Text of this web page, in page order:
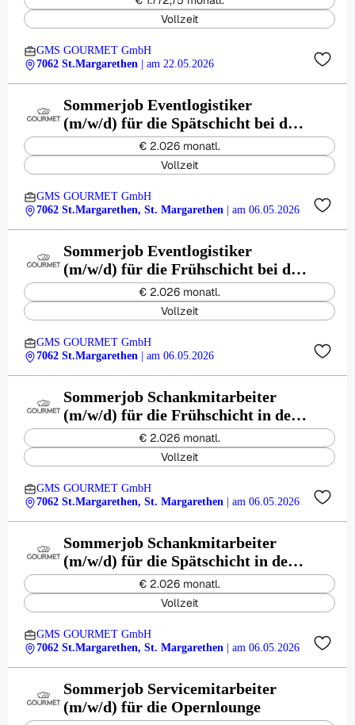
St. Margarethen für 35 Std./Woche
Vollzeit
GMS GOURMET GmbH
7062 St.Margarethen
| am 22.05.2026
Sommerjob Eventlogistiker
(m/w/d) für die Spätschicht bei den
Opernfestspiele in St. Margarethen
€ 2.026 monatl.
Vollzeit
GMS GOURMET GmbH
7062 St.Margarethen, St. Margarethen
| am 06.05.2026
Sommerjob Eventlogistiker
(m/w/d) für die Frühschicht bei den
Opernfestspiele in St. Margarethen
€ 2.026 monatl.
Vollzeit
GMS GOURMET GmbH
7062 St.Margarethen
| am 06.05.2026
Sommerjob Schankmitarbeiter
(m/w/d) für die Frühschicht in der
Opernlounge€ 2.026 monatl.
Vollzeit
GMS GOURMET GmbH
7062 St.Margarethen, St. Margarethen
| am 06.05.2026
Sommerjob Schankmitarbeiter
(m/w/d) für die Spätschicht in der
Opernlounge€ 2.026 monatl.
Vollzeit
GMS GOURMET GmbH
7062 St.Margarethen, St. Margarethen
| am 06.05.2026
Sommerjob Servicemitarbeiter
(m/w/d) für die Opernlounge